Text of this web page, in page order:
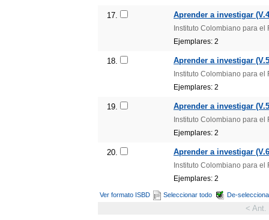
17. Aprender a investigar
Instituto Colombiano para el
Ejemplares: 2
18. Aprender a investigar
Instituto Colombiano para el
Ejemplares: 2
19. Aprender a investigar
Instituto Colombiano para el
Ejemplares: 2
20. Aprender a investigar
Instituto Colombiano para el
Ejemplares: 2
Ver formato ISBD Seleccionar todo De-
< Ant.